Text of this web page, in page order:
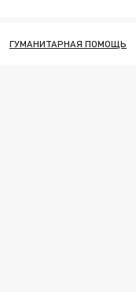
ГУМАНИТАРНАЯ ПОМОЩЬ